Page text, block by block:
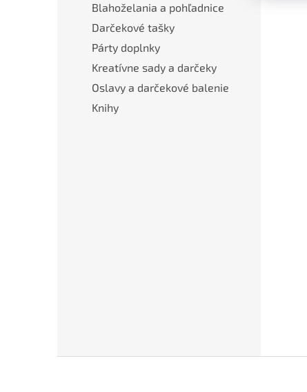
Blahoželania a pohľadnice
Darčekové tašky
Párty doplnky
Kreatívne sady a darčeky
Oslavy a darčekové balenie
Knihy